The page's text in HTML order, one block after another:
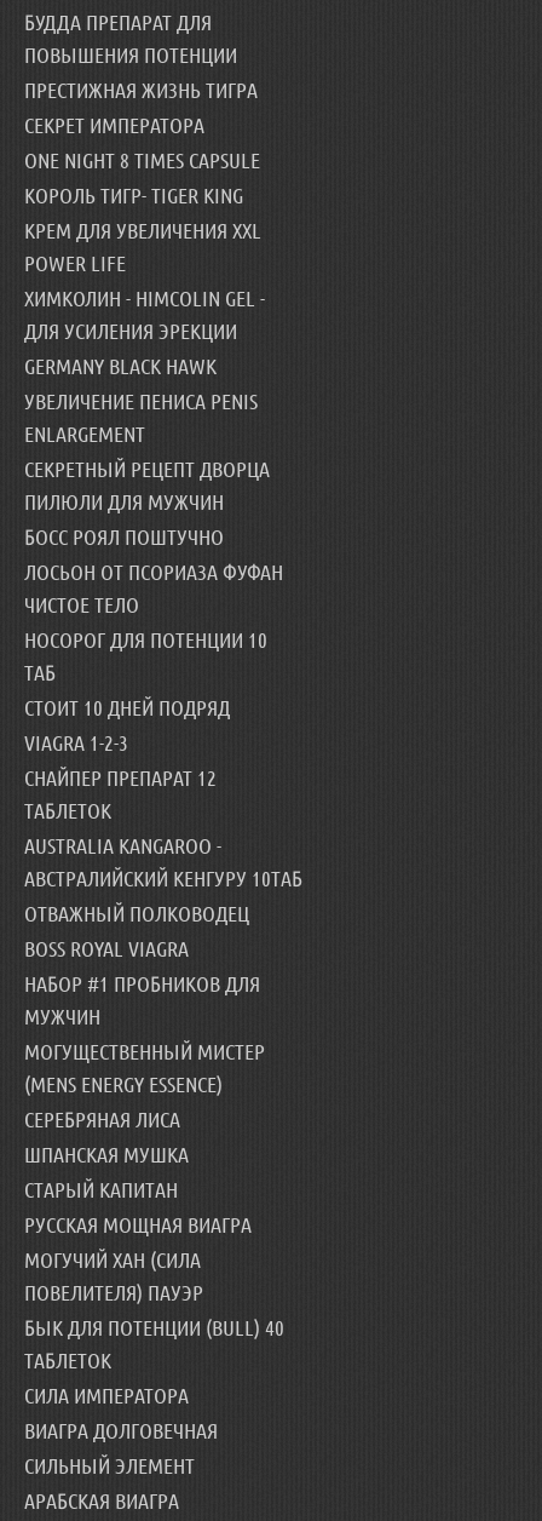
БУДДА ПРЕПАРАТ ДЛЯ
ПОВЫШЕНИЯ ПОТЕНЦИИ
ПРЕСТИЖНАЯ ЖИЗНЬ ТИГРА
СЕКРЕТ ИМПЕРАТОРА
ONE NIGHT 8 TIMES CAPSULE
КОРОЛЬ ТИГР- TIGER KING
КРЕМ ДЛЯ УВЕЛИЧЕНИЯ XXL
POWER LIFE
ХИМКОЛИН - HIMCOLIN GEL -
ДЛЯ УСИЛЕНИЯ ЭРЕКЦИИ
GERMANY BLACK HAWK
УВЕЛИЧЕНИЕ ПЕНИСА PENIS
ENLARGEMENT
СЕКРЕТНЫЙ РЕЦЕПТ ДВОРЦА
ПИЛЮЛИ ДЛЯ МУЖЧИН
БОСС РОЯЛ ПОШТУЧНО
ЛОСЬОН ОТ ПСОРИАЗА ФУФАН
ЧИСТОЕ ТЕЛО
НОСОРОГ ДЛЯ ПОТЕНЦИИ 10
ТАБ
СТОИТ 10 ДНЕЙ ПОДРЯД
VIAGRA 1-2-3
СНАЙПЕР ПРЕПАРАТ 12
ТАБЛЕТОК
AUSTRALIA KANGAROO -
АВСТРАЛИЙСКИЙ КЕНГУРУ 10ТАБ
ОТВАЖНЫЙ ПОЛКОВОДЕЦ
BOSS ROYAL VIAGRA
НАБОР #1 ПРОБНИКОВ ДЛЯ
МУЖЧИН
МОГУЩЕСТВЕННЫЙ МИСТЕР
(MENS ENERGY ESSENCE)
СЕРЕБРЯНАЯ ЛИСА
ШПАНСКАЯ МУШКА
СТАРЫЙ КАПИТАН
РУССКАЯ МОЩНАЯ ВИАГРА
МОГУЧИЙ ХАН (СИЛА
ПОВЕЛИТЕЛЯ) ПАУЭР
БЫК ДЛЯ ПОТЕНЦИИ (BULL) 40
ТАБЛЕТОК
СИЛА ИМПЕРАТОРА
ВИАГРА ДОЛГОВЕЧНАЯ
СИЛЬНЫЙ ЭЛЕМЕНТ
АРАБСКАЯ ВИАГРА